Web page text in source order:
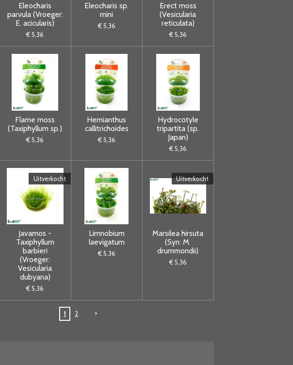
Eleocharis
parvula (Vroeger:
E. acicularis)
€ 5,36
Eleocharis sp.
mini
€ 5,36
Erect moss
(Vesicularia
reticulata)
€ 5,36
Flame moss
(Taxiphyllum sp.)
€ 5,36
Hemianthus
callitrichoides
€ 5,36
Hydrocotyle
tripartita (sp.
Japan)
€ 5,36
Uitverkocht
Javamos -
Taxiphyllum
barbieri
(Vroeger:
Vesicularia
dubyana)
€ 5,36
Limnobium
laevigatum
€ 5,36
Uitverkocht
Marsilea hirsuta
(Syn: M.
drummondii)
€ 5,36
1 2